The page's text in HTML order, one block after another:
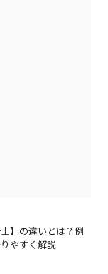
】の違いとは？例
やすく解説